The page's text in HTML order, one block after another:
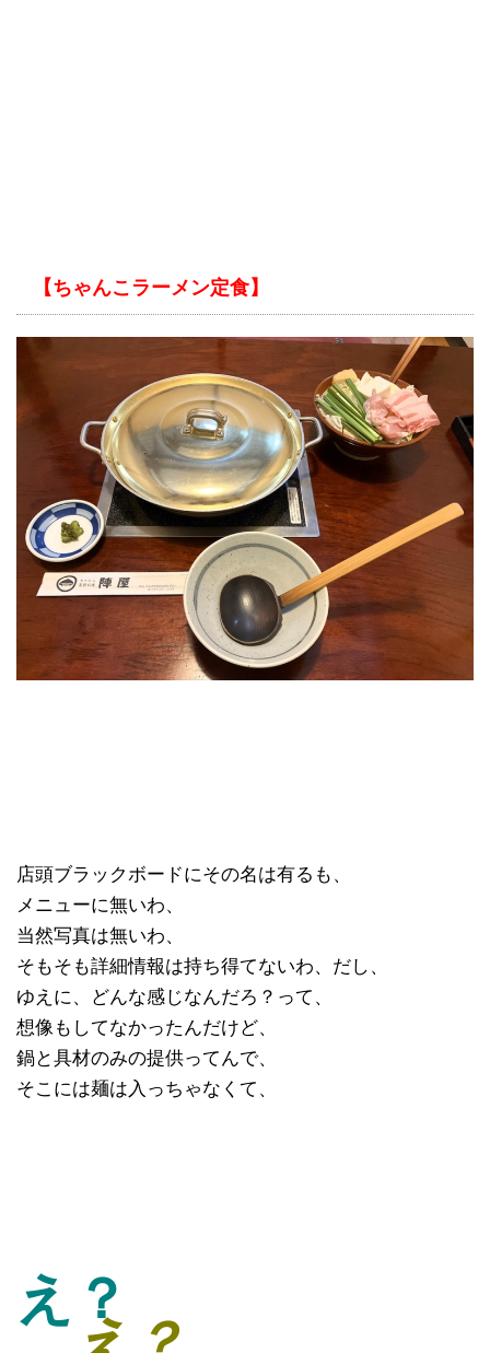
【ちゃんこラーメン定食】
店頭ブラックボードにその名は有るも、
メニューに無いわ、
当然写真は無いわ、
そもそも詳細情報は持ち得てないわ、だし、
ゆえに、どんな感じなんだろ？って、
想像もしてなかったんだけど、
鍋と具材のみの提供ってんで、
そこには麺は入っちゃなくて、
え？